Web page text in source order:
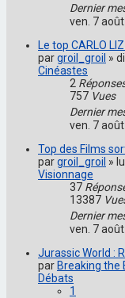
Dernier
ven. 7
Le top CARLO
pargroil_groil »
Cinéastes
2
757 Vues
Dernier
ven. 7
Top des Films
pargroil_groil »
Visionnage
37
13387
Dernier
ven. 7
Jurassic World :
parBreaking the
Débats
1